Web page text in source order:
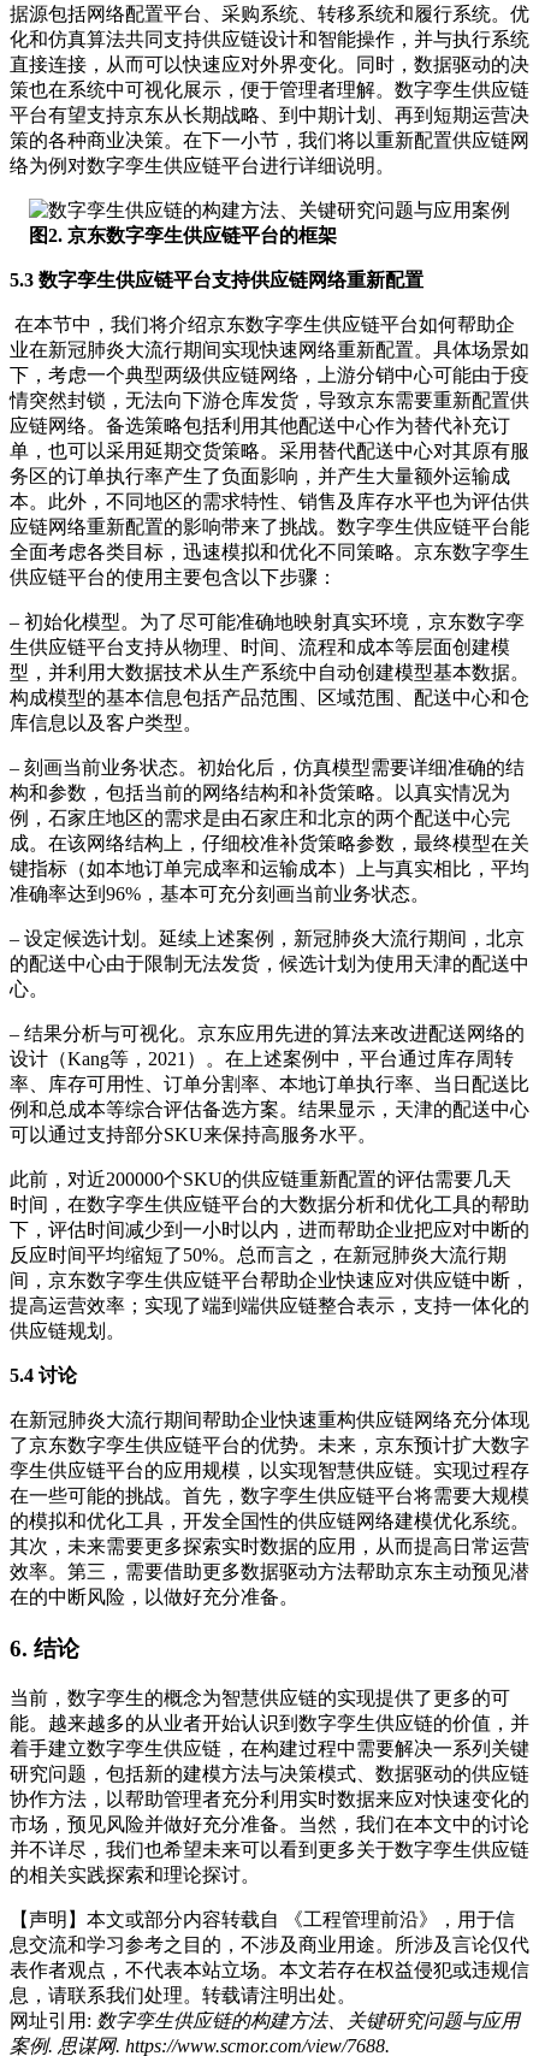
据源包括网络配置平台、采购系统、转移系统和履行系统。优
化和仿真算法共同支持供应链设计和智能操作，并与执行系统
直接连接，从而可以快速应对外界变化。同时，数据驱动的决
策也在系统中可视化展示，便于管理者理解。数字孪生供应链
平台有望支持京东从长期战略、到中期计划、再到短期运营决
策的各种商业决策。在下一小节，我们将以重新配置供应链网
络为例对数字孪生供应链平台进行详细说明。
图2. 京东数字孪生供应链平台的框架
5.3 数字孪生供应链平台支持供应链网络重新配置
在本节中，我们将介绍京东数字孪生供应链平台如何帮助企
业在新冠肺炎大流行期间实现快速网络重新配置。具体场景如
下，考虑一个典型两级供应链网络，上游分销中心可能由于疫
情突然封锁，无法向下游仓库发货，导致京东需要重新配置供
应链网络。备选策略包括利用其他配送中心作为替代补充订
单，也可以采用延期交货策略。采用替代配送中心对其原有服
务区的订单执行率产生了负面影响，并产生大量额外运输成
本。此外，不同地区的需求特性、销售及库存水平也为评估供
应链网络重新配置的影响带来了挑战。数字孪生供应链平台能
全面考虑各类目标，迅速模拟和优化不同策略。京东数字孪生
供应链平台的使用主要包含以下步骤：
– 初始化模型。为了尽可能准确地映射真实环境，京东数字孪
生供应链平台支持从物理、时间、流程和成本等层面创建模
型，并利用大数据技术从生产系统中自动创建模型基本数据。
构成模型的基本信息包括产品范围、区域范围、配送中心和仓
库信息以及客户类型。
– 刻画当前业务状态。初始化后，仿真模型需要详细准确的结
构和参数，包括当前的网络结构和补货策略。以真实情况为
例，石家庄地区的需求是由石家庄和北京的两个配送中心完
成。在该网络结构上，仔细校准补货策略参数，最终模型在关
键指标（如本地订单完成率和运输成本）上与真实相比，平均
准确率达到96%，基本可充分刻画当前业务状态。
– 设定候选计划。延续上述案例，新冠肺炎大流行期间，北京
的配送中心由于限制无法发货，候选计划为使用天津的配送中
心。
– 结果分析与可视化。京东应用先进的算法来改进配送网络的
设计（Kang等，2021）。在上述案例中，平台通过库存周转
率、库存可用性、订单分割率、本地订单执行率、当日配送比
例和总成本等综合评估备选方案。结果显示，天津的配送中心
可以通过支持部分SKU来保持高服务水平。
此前，对近200000个SKU的供应链重新配置的评估需要几天
时间，在数字孪生供应链平台的大数据分析和优化工具的帮助
下，评估时间减少到一小时以内，进而帮助企业把应对中断的
反应时间平均缩短了50%。总而言之，在新冠肺炎大流行期
间，京东数字孪生供应链平台帮助企业快速应对供应链中断，
提高运营效率；实现了端到端供应链整合表示，支持一体化的
供应链规划。
5.4 讨论
在新冠肺炎大流行期间帮助企业快速重构供应链网络充分体现
了京东数字孪生供应链平台的优势。未来，京东预计扩大数字
孪生供应链平台的应用规模，以实现智慧供应链。实现过程存
在一些可能的挑战。首先，数字孪生供应链平台将需要大规模
的模拟和优化工具，开发全国性的供应链网络建模优化系统。
其次，未来需要更多探索实时数据的应用，从而提高日常运营
效率。第三，需要借助更多数据驱动方法帮助京东主动预见潜
在的中断风险，以做好充分准备。
6. 结论
当前，数字孪生的概念为智慧供应链的实现提供了更多的可
能。越来越多的从业者开始认识到数字孪生供应链的价值，并
着手建立数字孪生供应链，在构建过程中需要解决一系列关键
研究问题，包括新的建模方法与决策模式、数据驱动的供应链
协作方法，以帮助管理者充分利用实时数据来应对快速变化的
市场，预见风险并做好充分准备。当然，我们在本文中的讨论
并不详尽，我们也希望未来可以看到更多关于数字孪生供应链
的相关实践探索和理论探讨。
【声明】本文或部分内容转载自 《工程管理前沿》
，用于信
息交流和学习参考之目的，不涉及商业用途。所涉及言论仅代
表作者观点，不代表本站立场。本文若存在权益侵犯或违规信
息，请联系我们处理。转载请注明出处。
网址引用: 数字孪生供应链的构建方法、关键研究问题与应用
案例. 思谋网. https://www.scmor.com/view/7688.